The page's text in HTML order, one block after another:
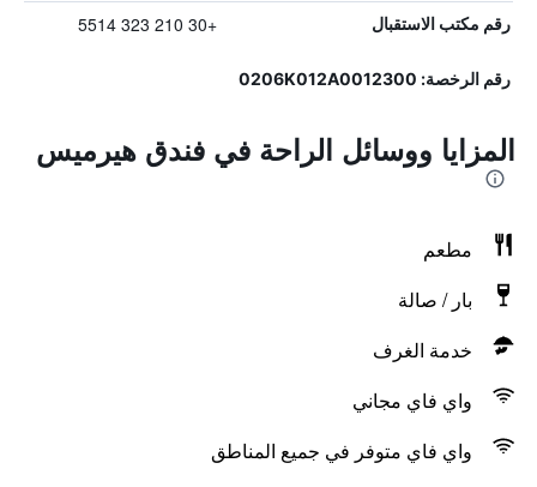
رقم مكتب الاستقبال +30 210 323 5514
رقم الرخصة: 0206K012A0012300
المزايا ووسائل الراحة في فندق هيرميس
مطعم
بار / صالة
خدمة الغرف
واي فاي مجاني
واي فاي متوفر في جميع المناطق